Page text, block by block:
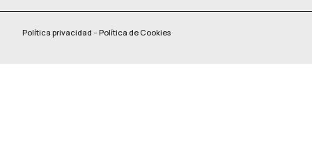
Política privacidad –Política de Cookies